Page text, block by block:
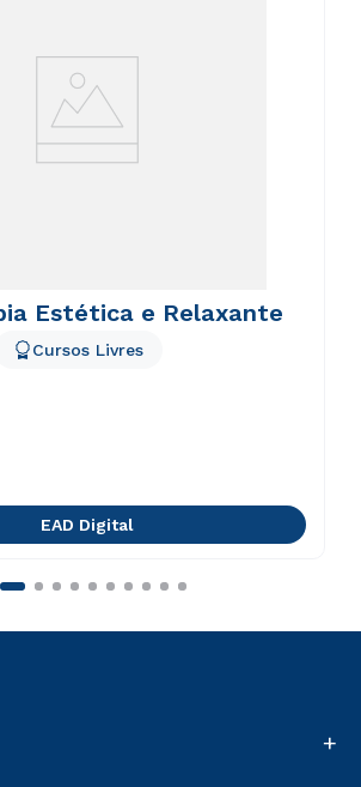
Estética e Relaxante
Cursos Livres
EAD Digital
+